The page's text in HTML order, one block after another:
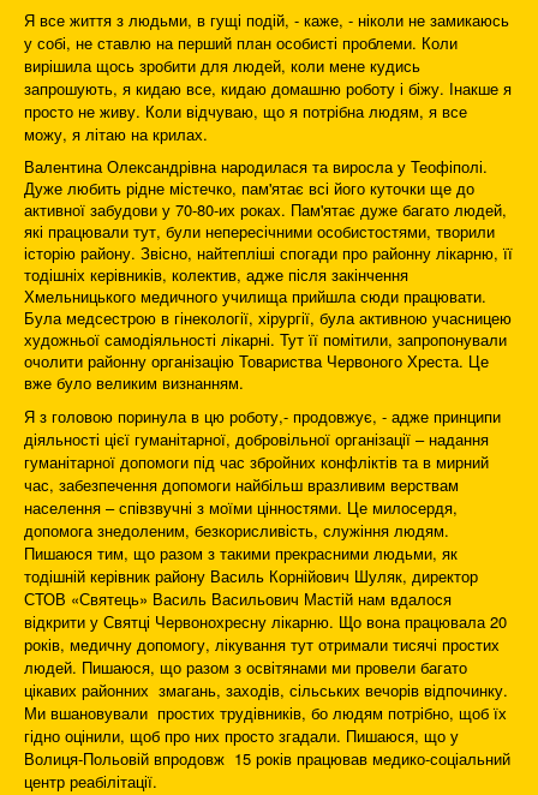
Я все життя з людьми, в гущі подій, - каже, - ніколи не замикаюсь
у собі, не ставлю на перший план особисті проблеми. Коли
вирішила щось зробити для людей, коли мене кудись
запрошують, я кидаю все, кидаю домашню роботу і біжу. Інакше я
просто не живу. Коли відчуваю, що я потрібна людям, я все
можу, я літаю на крилах.
Валентина Олександрівна народилася та виросла у Теофіполі.
Дуже любить рідне містечко, пам'ятає всі його куточки ще до
активної забудови у 70-80-их роках. Пам'ятає дуже багато людей,
які працювали тут, були непересічними особистостями, творили
історію району. Звісно, найтепліші спогади про районну лікарню, її
тодішніх керівників, колектив, адже після закінчення
Хмельницького медичного училища прийшла сюди працювати.
Була медсестрою в гінекології, хірургії, була активною учасницею
художньої самодіяльності лікарні. Тут її помітили, запропонували
очолити районну організацію Товариства Червоного Хреста. Це
вже було великим визнанням.
Я з головою поринула в цю роботу,- продовжує, - адже принципи
діяльності цієї гуманітарної, добровільної організації – надання
гуманітарної допомоги під час збройних конфліктів та в мирний
час, забезпечення допомоги найбільш вразливим верствам
населення – співзвучні з моїми цінностями. Це милосердя,
допомога знедоленим, безкорисливість, служіння людям.
Пишаюся тим, що разом з такими прекрасними людьми, як
тодішній керівник району Василь Корнійович Шуляк, директор
СТОВ «Святець» Василь Васильович Мастій нам вдалося
відкрити у Святці Червонохресну лікарню. Що вона працювала 20
років, медичну допомогу, лікування тут отримали тисячі простих
людей. Пишаюся, що разом з освітянами ми провели багато
цікавих районних змагань, заходів, сільських вечорів відпочинку.
Ми вшановували простих трудівників, бо людям потрібно, щоб їх
гідно оцінили, щоб про них просто згадали. Пишаюся, що у
Волиця-Польовій впродовж 15 років працював медико-соціальний
центр реабілітації.